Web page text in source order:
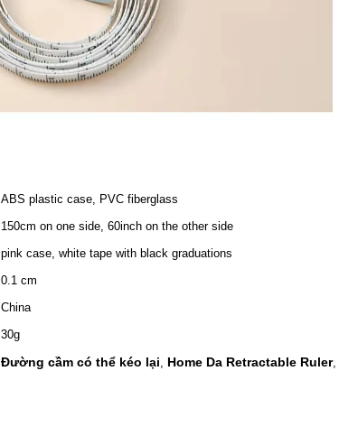
ABS plastic case, PVC fiberglass
150cm on one side, 60inch on the other side
pink case, white tape with black graduations
0.1 cm
China
30g
Đường cầm có thể kéo lại, Home Da Retractable Ruler,